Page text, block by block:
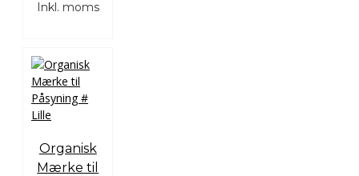
Inkl. moms
Organisk
Mærke til